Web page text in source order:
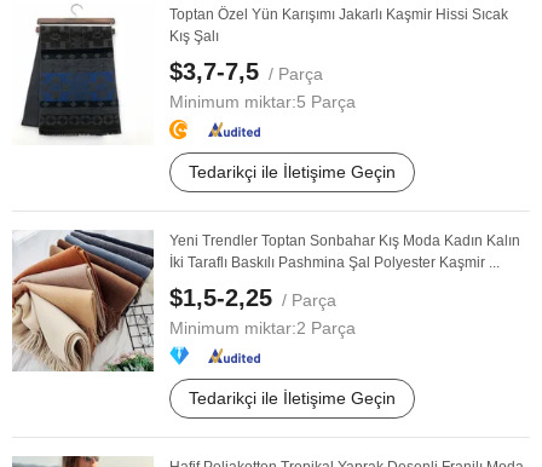
Toptan Özel Yün Karışımı Jakarlı Kaşmir Hissi Sıcak
Kış Şalı
$3,7-7,5 / Parça
Minimum miktar:5 Parça
Tedarikçi ile İletişime Geçin
Yeni Trendler Toptan Sonbahar Kış Moda Kadın Kalın
İki Taraflı Baskılı Pashmina Şal Polyester Kaşmir ...
$1,5-2,25 / Parça
Minimum miktar:2 Parça
Tedarikçi ile İletişime Geçin